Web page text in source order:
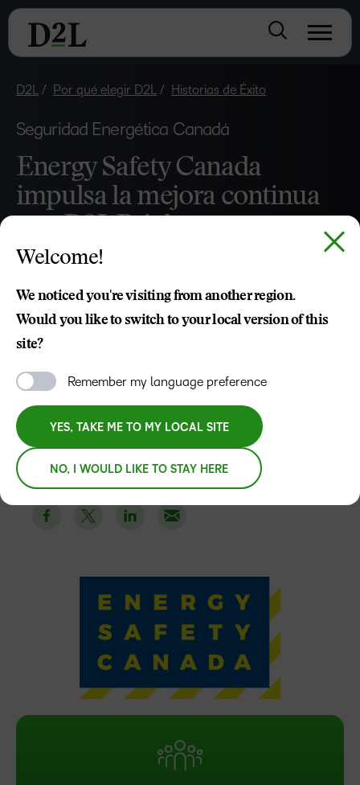
D2L Por qué elegir D2L Historias de Éxito
Seguridad Energética Canadá
Energy Safety Canada
impulsa la mejora continua
El aprendizaje no termina con la graduación y las
empresas entienden que el aprendizaje continuo es crucial
trabajadores de la energía a los que sirve y apoya.
Welcome!
We noticed you're visiting from another region.
Would you like to switch to your local version of this
site?
Remember my language preference
YES, TAKE ME TO MY LOCAL SITE
NO, I WOULD LIKE TO STAY HERE